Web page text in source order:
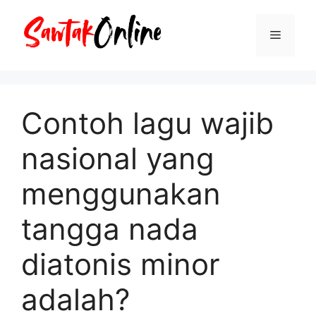
Menu
Contoh lagu wajib
nasional yang
menggunakan
tangga nada
diatonis minor
adalah?